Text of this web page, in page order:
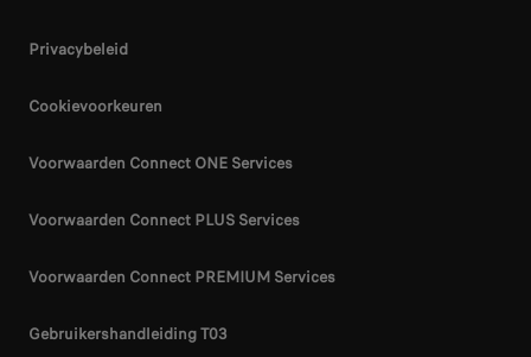
Privacybeleid
Cookievoorkeuren
Voorwaarden Connect ONE Services
Voorwaarden Connect PLUS Services
Voorwaarden Connect PREMIUM Services
Gebruikershandleiding T03